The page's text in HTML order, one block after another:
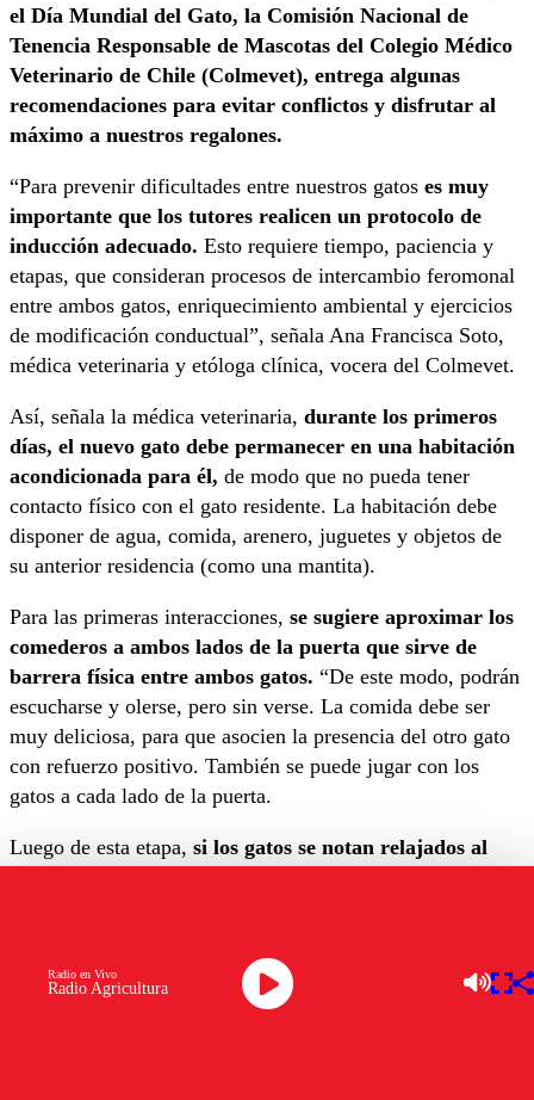
el Día Mundial del Gato, la Comisión Nacional de
Tenencia Responsable de Mascotas del Colegio Médico
Veterinario de Chile (Colmevet), entrega algunas
recomendaciones para evitar conflictos y disfrutar al
máximo a nuestros regalones.
“Para prevenir dificultades entre nuestros gatos es muy
importante que los tutores realicen un protocolo de
inducción adecuado. Esto requiere tiempo, paciencia y
etapas, que consideran procesos de intercambio feromonal
entre ambos gatos, enriquecimiento ambiental y ejercicios
de modificación conductual”, señala Ana Francisca Soto,
médica veterinaria y etóloga clínica, vocera del Colmevet.
Así, señala la médica veterinaria, durante los primeros
días, el nuevo gato debe permanecer en una habitación
acondicionada para él, de modo que no pueda tener
contacto físico con el gato residente. La habitación debe
disponer de agua, comida, arenero, juguetes y objetos de
su anterior residencia (como una mantita).
Para las primeras interacciones, se sugiere aproximar los
comederos a ambos lados de la puerta que sirve de
barrera física entre ambos gatos. “De este modo, podrán
escucharse y olerse, pero sin verse. La comida debe ser
muy deliciosa, para que asocien la presencia del otro gato
con refuerzo positivo. También se puede jugar con los
gatos a cada lado de la puerta.
Luego de esta etapa, si los gatos se notan relajados al
manera que se puedan ver, pero no hacerse daño. También
pueden interactuar a través de una ventana. En esta etapa
Radio Agricultura
Radio en Vivo